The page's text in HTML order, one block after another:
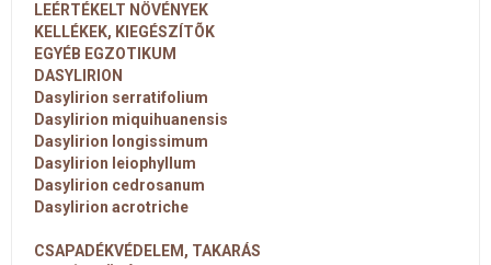
LEÉRTÉKELT NÖVÉNYEK
KELLÉKEK, KIEGÉSZÍTÕK
EGYÉB EGZOTIKUM
DASYLIRION
Dasylirion serratifolium
Dasylirion miquihuanensis
Dasylirion longissimum
Dasylirion leiophyllum
Dasylirion cedrosanum
Dasylirion acrotriche
CSAPADÉKVÉDELEM, TAKARÁS